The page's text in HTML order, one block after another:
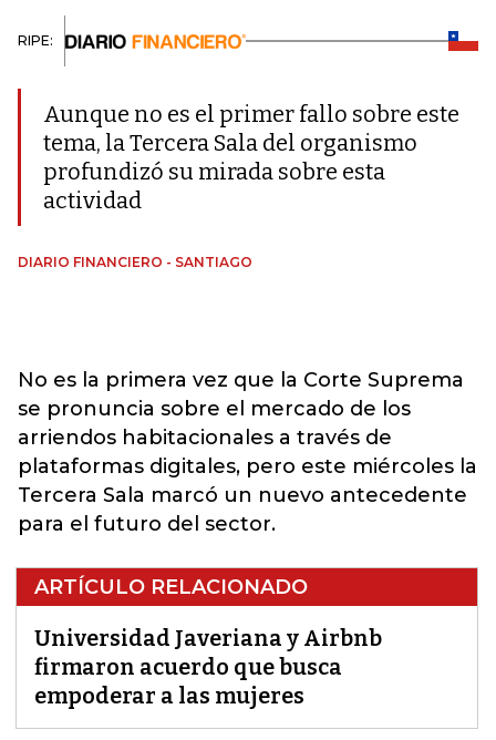
RIPE:
Aunque no es el primer fallo sobre este
tema, la Tercera Sala del organismo
profundizó su mirada sobre esta
actividad
DIARIO FINANCIERO - SANTIAGO
No es la primera vez que la Corte Suprema
se pronuncia sobre el mercado de los
arriendos habitacionales a través de
plataformas digitales, pero este miércoles la
Tercera Sala marcó un nuevo antecedente
para el futuro del sector.
ARTÍCULO RELACIONADO
Universidad Javeriana y Airbnb
firmaron acuerdo que busca
empoderar a las mujeres